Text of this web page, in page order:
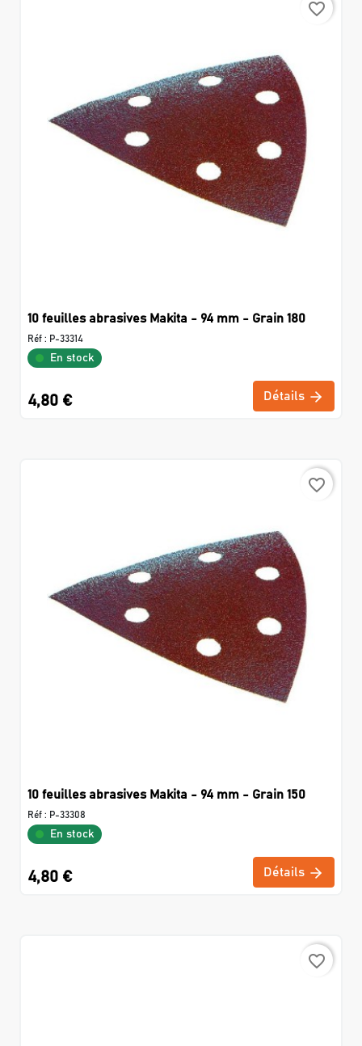
favorite_border
10 feuilles abrasives Makita - 94 mm - Grain 180
Réf : P-33314
En stock
4,80 € Détails
favorite_border
10 feuilles abrasives Makita - 94 mm - Grain 150
Réf : P-33308
En stock
4,80 € Détails
favorite_border